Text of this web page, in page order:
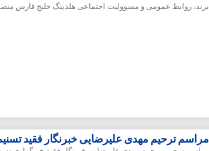
برند، روابط ‌عمومی و مسوولیت اجتماعی هلدینگ خلیج فارس
مراسم ترحیم مهدی علیرضایی خبرنگار فقید